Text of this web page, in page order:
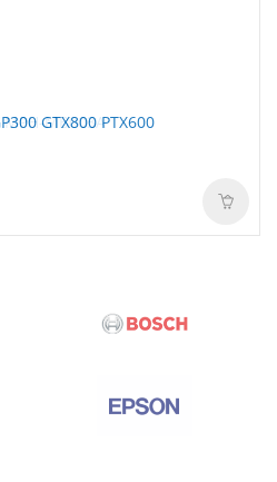
GTX800 PTX600